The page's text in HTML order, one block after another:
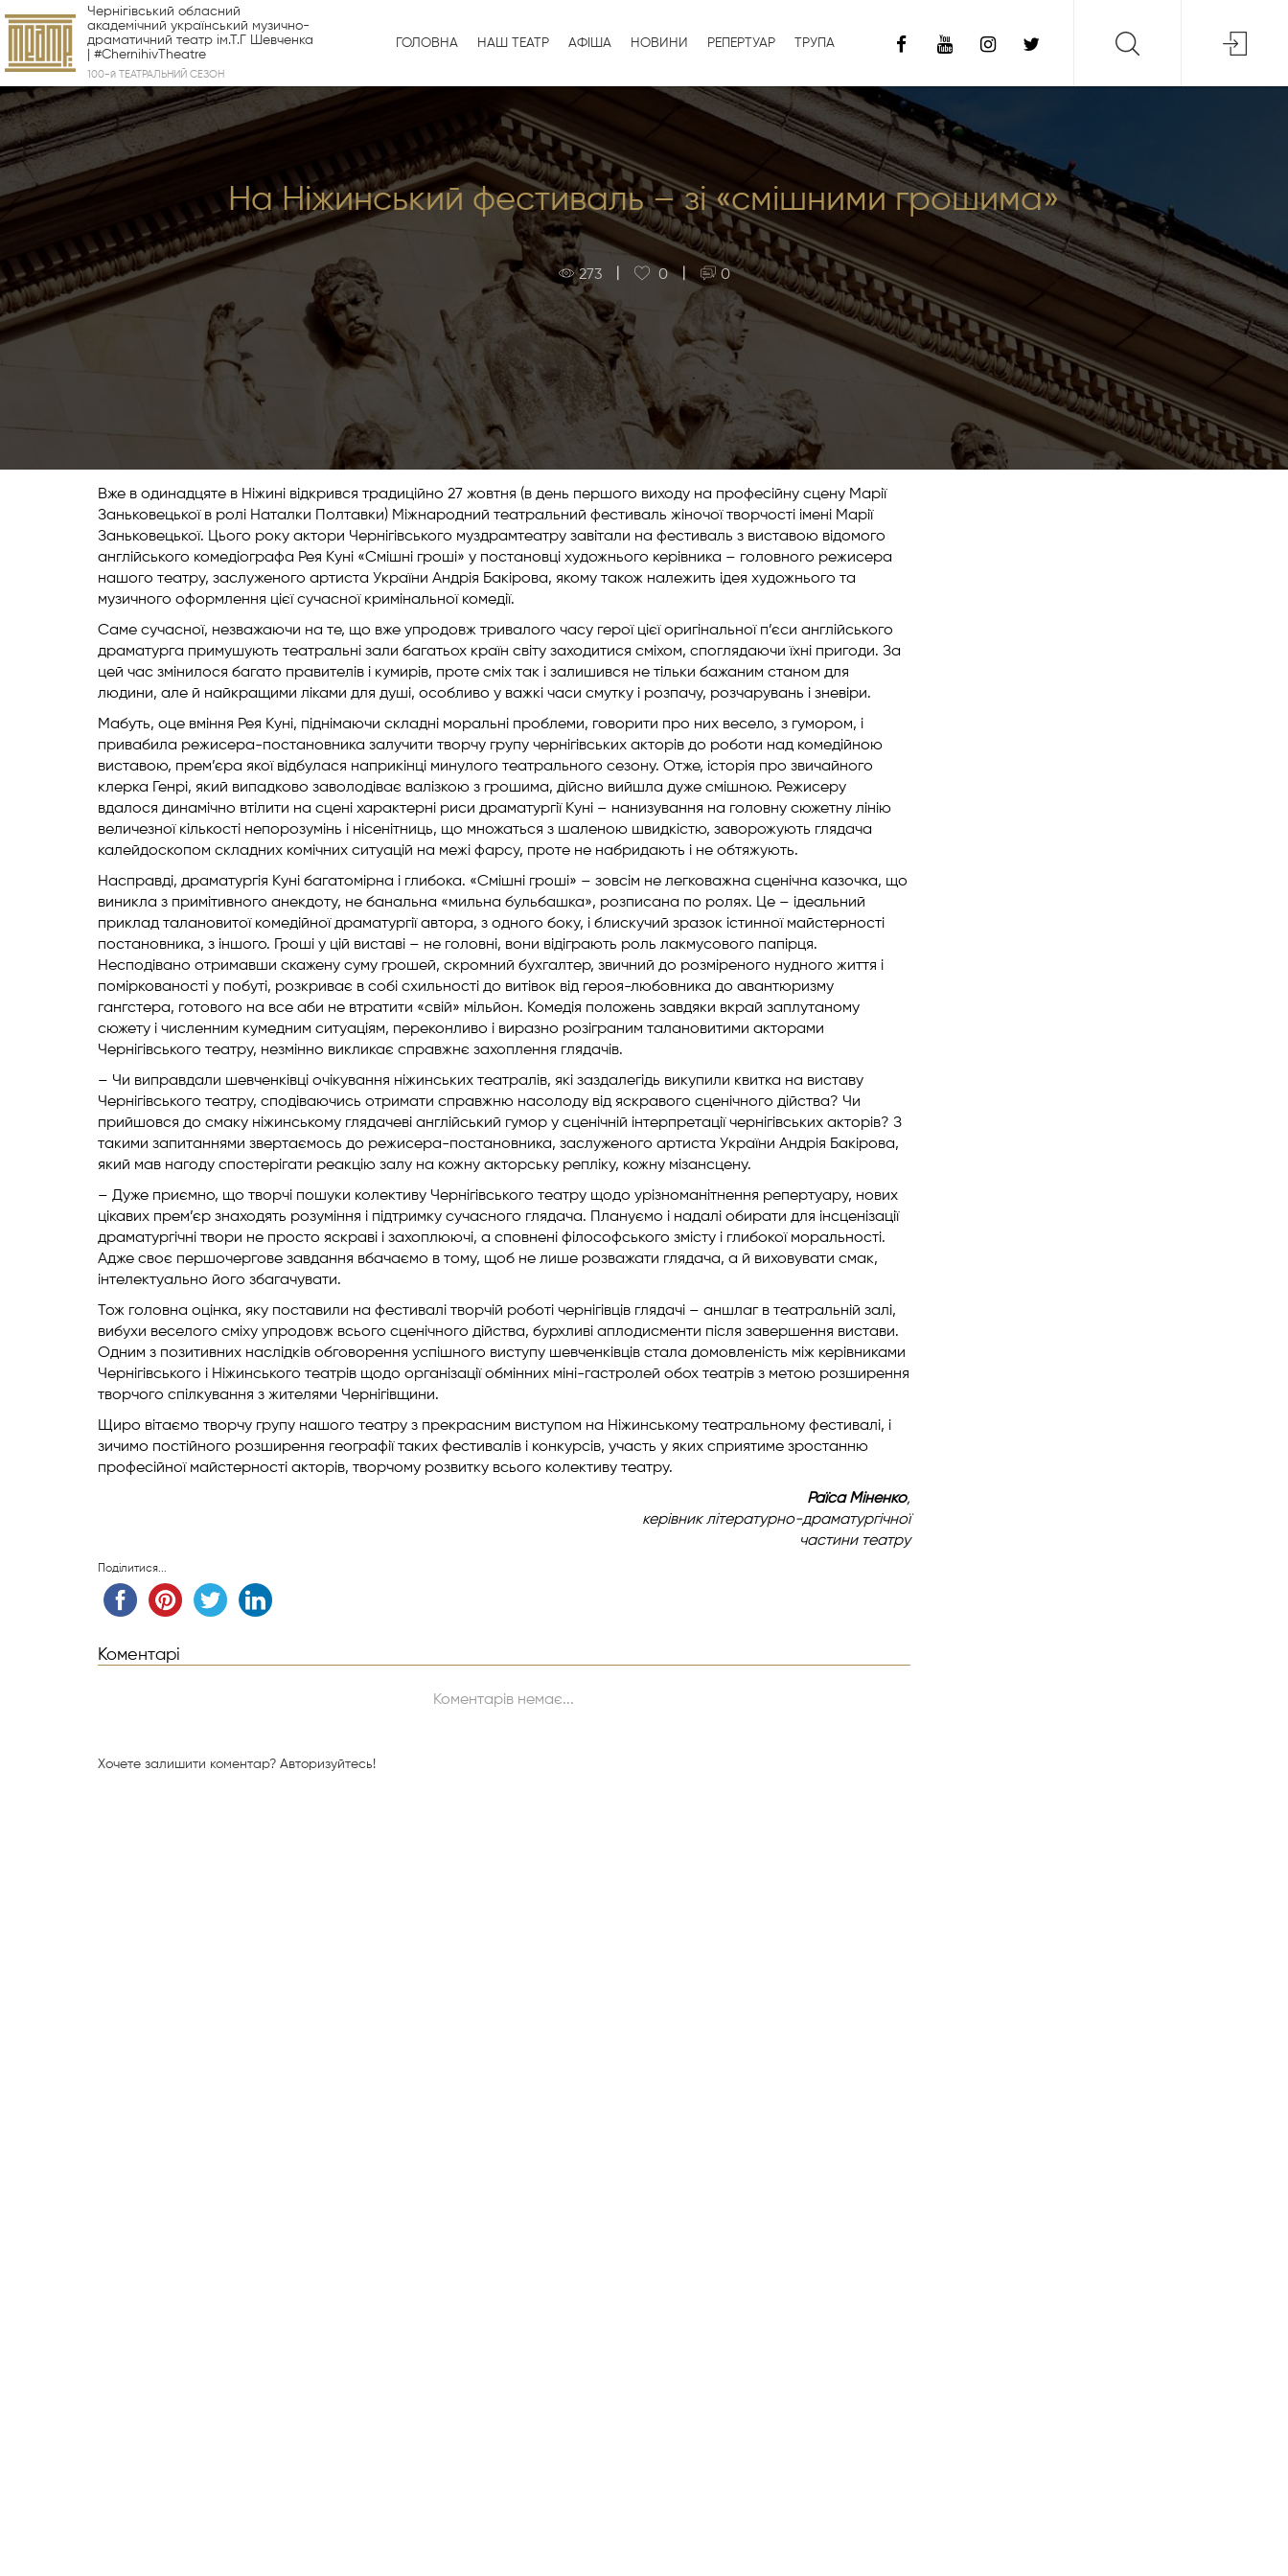
Чернігівський обласний
академічний український музично-
драматичний театр ім.Т.Г Шевченка
| #ChernihivTheatre
100-й ТЕАТРАЛЬНИЙ СЕЗОН
ГОЛОВНА НАШ ТЕАТР АФІША НОВИНИ РЕПЕРТУАР ТРУПА
На Ніжинський фестиваль – зі «смішними грошима»
273 0 0
Вже в одинадцяте в Ніжині відкрився традиційно 27 жовтня (в день першого виходу на професійну сцену Марії
Заньковецької в ролі Наталки Полтавки) Міжнародний театральний фестиваль жіночої творчості імені Марії
Заньковецької. Цього року актори Чернігівського муздрамтеатру завітали на фестиваль з виставою відомого
англійського комедіографа Рея Куні «Смішні гроші» у постановці художнього керівника – головного режисера
нашого театру, заслуженого артиста України Андрія Бакірова, якому також належить ідея художнього та
музичного оформлення цієї сучасної кримінальної комедії.
Саме сучасної, незважаючи на те, що вже упродовж тривалого часу герої цієї оригінальної п’єси англійського
драматурга примушують театральні зали багатьох країн світу заходитися сміхом, споглядаючи їхні пригоди. За
цей час змінилося багато правителів і кумирів, проте сміх так і залишився не тільки бажаним станом для
людини, але й найкращими ліками для душі, особливо у важкі часи смутку і розпачу, розчарувань і зневіри.
Мабуть, оце вміння Рея Куні, піднімаючи складні моральні проблеми, говорити про них весело, з гумором, і
привабила режисера-постановника залучити творчу групу чернігівських акторів до роботи над комедійною
виставою, прем’єра якої відбулася наприкінці минулого театрального сезону. Отже, історія про звичайного
клерка Генрі, який випадково заволодіває валізкою з грошима, дійсно вийшла дуже смішною. Режисеру
вдалося динамічно втілити на сцені характерні риси драматургії Куні – нанизування на головну сюжетну лінію
величезної кількості непорозумінь і нісенітниць, що множаться з шаленою швидкістю, заворожують глядача
калейдоскопом складних комічних ситуацій на межі фарсу, проте не набридають і не обтяжують.
Насправді, драматургія Куні багатомірна і глибока. «Смішні гроші» – зовсім не легковажна сценічна казочка, що
виникла з примітивного анекдоту, не банальна «мильна бульбашка», розписана по ролях. Це – ідеальний
приклад талановитої комедійної драматургії автора, з одного боку, і блискучий зразок істинної майстерності
постановника, з іншого. Гроші у цій виставі – не головні, вони відіграють роль лакмусового папірця.
Несподівано отримавши скажену суму грошей, скромний бухгалтер, звичний до розміреного нудного життя і
поміркованості у побуті, розкриває в собі схильності до витівок від героя-любовника до авантюризму
гангстера, готового на все аби не втратити «свій» мільйон. Комедія положень завдяки вкрай заплутаному
сюжету і численним кумедним ситуаціям, переконливо і виразно розіграним талановитими акторами
Чернігівського театру, незмінно викликає справжнє захоплення глядачів.
– Чи виправдали шевченківці очікування ніжинських театралів, які заздалегідь викупили квитка на виставу
Чернігівського театру, сподіваючись отримати справжню насолоду від яскравого сценічного дійства? Чи
прийшовся до смаку ніжинському глядачеві англійський гумор у сценічній інтерпретації чернігівських акторів? З
такими запитаннями звертаємось до режисера-постановника, заслуженого артиста України Андрія Бакірова,
який мав нагоду спостерігати реакцію залу на кожну акторську репліку, кожну мізансцену.
– Дуже приємно, що творчі пошуки колективу Чернігівського театру щодо урізноманітнення репертуару, нових
цікавих прем’єр знаходять розуміння і підтримку сучасного глядача. Плануємо і надалі обирати для інсценізації
драматургічні твори не просто яскраві і захоплюючі, а сповнені філософського змісту і глибокої моральності.
Адже своє першочергове завдання вбачаємо в тому, щоб не лише розважати глядача, а й виховувати смак,
інтелектуально його збагачувати.
Тож головна оцінка, яку поставили на фестивалі творчій роботі чернігівців глядачі – аншлаг в театральній залі,
вибухи веселого сміху упродовж всього сценічного дійства, бурхливі аплодисменти після завершення вистави.
Одним з позитивних наслідків обговорення успішного виступу шевченківців стала домовленість між керівниками
Чернігівського і Ніжинського театрів щодо організації обмінних міні-гастролей обох театрів з метою розширення
творчого спілкування з жителями Чернігівщини.
Щиро вітаємо творчу групу нашого театру з прекрасним виступом на Ніжинському театральному фестивалі, і
зичимо постійного розширення географії таких фестивалів і конкурсів, участь у яких сприятиме зростанню
професійної майстерності акторів, творчому розвитку всього колективу театру.
Раїса Міненко,
керівник літературно-драматургічної
частини театру
Поділитися...
Коментарі
Коментарів немає...
Хочете залишити коментар? Авторизуйтесь!